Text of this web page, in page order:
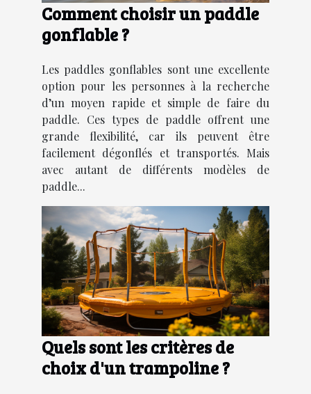
Comment choisir un paddle
gonflable ?
Les paddles gonflables sont une excellente
option pour les personnes à la recherche
d’un moyen rapide et simple de faire du
paddle. Ces types de paddle offrent une
grande flexibilité, car ils peuvent être
facilement dégonflés et transportés. Mais
avec autant de différents modèles de
paddle...
Quels sont les critères de
choix d'un trampoline ?